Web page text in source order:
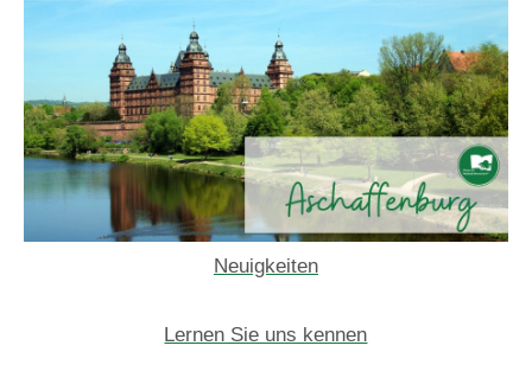
Neuigkeiten
Lernen Sie uns kennen